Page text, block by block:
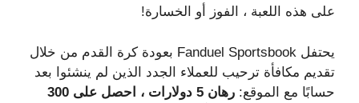
على هذه اللعبة ، الفوز أو الخسارة!
يحتفل Fanduel Sportsbook بعودة كرة القدم من خلال
تقديم مكافأة ترحيب للعملاء الجدد الذين لم ينشئوا بعد
حسابًا مع الموقع:
رهان 5 دولارات ، احصل على 300